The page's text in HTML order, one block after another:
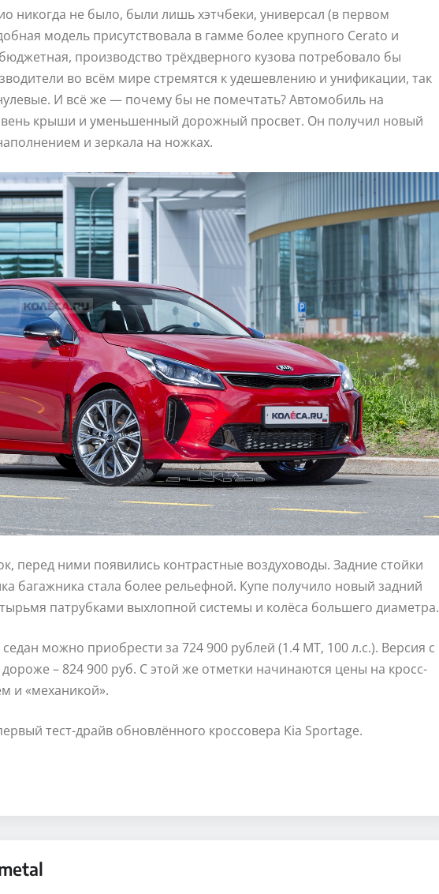
никогда не было, были лишь хэтчбеки, универсал (в первом
модель присутствовала в гамме более крупного Cerato и
производство трёхдверного кузова потребовало бы
во всём мире стремятся к удешевлению и унификации, так
И всё же — почему бы не помечтать? Автомобиль на
крыши и уменьшенный дорожный просвет. Он получил новый
и зеркала на ножках.
перед ними появились контрастные воздуховоды. Задние стойки
багажника стала более рельефной. Купе получило новый задний
патрубками выхлопной системы и колёса большего диаметра.
можно приобрести за 724 900 рублей (1.4 МТ, 100 л.с.). Версия с
– 824 900 руб. С этой же отметки начинаются цены на кросс-
и «механикой».
тест-драйв обновлённого кроссовера Kia Sportage.